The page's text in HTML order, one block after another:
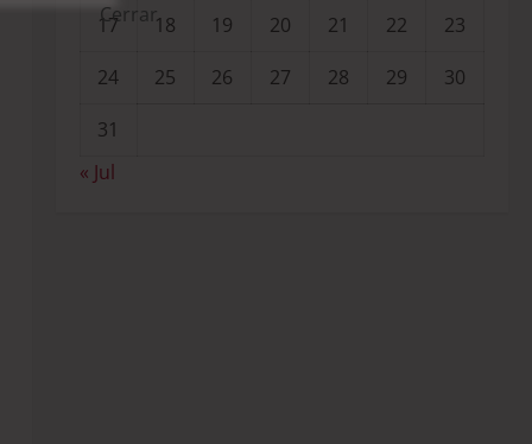
17
18 19 20 21 22
23
24
25 26 27 28 29
30
31
« Jul